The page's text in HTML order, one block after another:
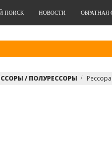
ПОИСК НОВОСТИ ОБРАТНАЯ
/ ПОЛУРЕССОРЫ